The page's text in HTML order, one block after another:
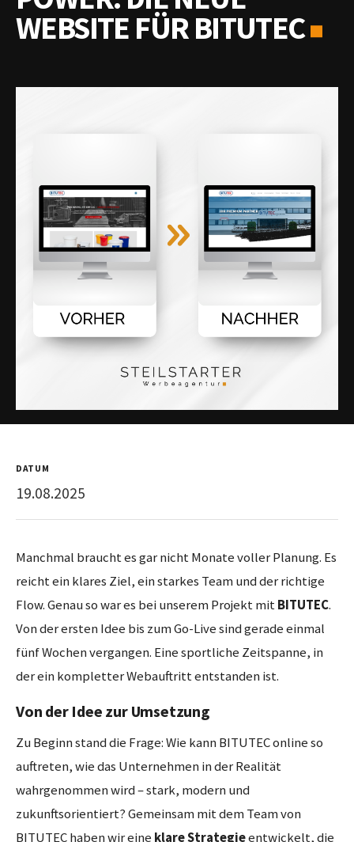
WEBSITE FÜR BITUTEC
DATUM
19.08.2025
Manchmal braucht es gar nicht Monate voller Planung. Es
reicht ein klares Ziel, ein starkes Team und der richtige
Flow. Genau so war es bei unserem Projekt mitBITUTEC.
Von der ersten Idee bis zum Go-Live sind gerade einmal
fünf Wochen vergangen. Eine sportliche Zeitspanne, in
der ein kompletter Webauftritt entstanden ist.
Von der Idee zur Umsetzung
Zu Beginn stand die Frage: Wie kann BITUTEC online so
auftreten, wie das Unternehmen in der Realität
wahrgenommen wird – stark, modern und
zukunftsorientiert? Gemeinsam mit dem Team von
BITUTEC haben wir eine klare Strategieentwickelt, die